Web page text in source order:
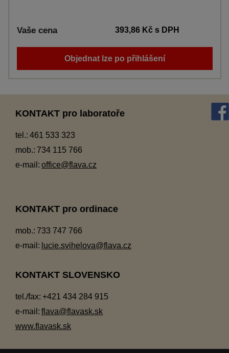
Vaše cena 393,86 Kčs DPH
Objednat lze po přihlášení
KONTAKT pro laboratoře
tel.: 461 533 323
mob.: 734 115 766
e-mail: office@flava.cz
KONTAKT pro ordinace
mob.: 733 747 766
e-mail: lucie.svihelova@flava.cz
KONTAKT SLOVENSKO
tel./fax: +421 434 284 915
e-mail: flava@flavask.sk
www.flavask.sk